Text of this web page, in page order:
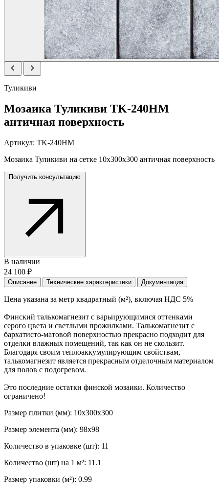
Туликиви
Мозаика Туликиви TK-240НМ
античная поверхность
Артикул: TK-240НМ
Мозаика Туликиви на сетке 10х300х300 античная поверхность
Получить консультацию
В наличии
24 100 ₽
Описание Технические характеристики Документация
Цена указана за метр квадратный (м²), включая НДС 5%
Финский талькомагнезит с варьирующимися оттенками
серого цвета и светлыми прожилками. Талькомагнезит с
бархатисто-матовой поверхностью прекрасно подходит для
отделки влажных помещений, так как он не скользит.
Благодаря своим теплоаккумулирующим свойствам,
талькомагнезит является прекрасным отделочным материалом
для полов с подогревом.
Это последние остатки финской мозаики. Количество
ограничено!
Размер плитки (мм): 10х300х300
Размер элемента (мм): 98х98
Количество в упаковке (шт): 11
Количество (шт) на 1 м²: 11.1
Размер упаковки (м²): 0.99